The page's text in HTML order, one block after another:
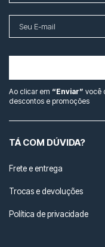
Ao clicar em “Enviar” você
descontos e promoções
TÁ COM DÚVIDA?
Frete e entrega
Trocas e devoluções
Política de privacidade